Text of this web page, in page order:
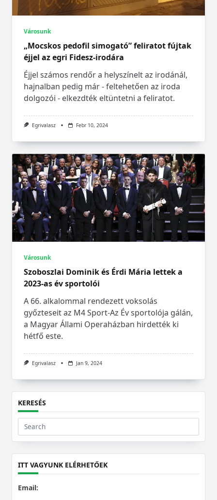
Városunk
„Mocskos pedofil simogató” feliratot fújtak
éjjel az egri Fidesz-irodára
Éjjel számos rendőr a helyszínelt az irodánál,
hajnalban pedig már - feltehetően az iroda
dolgozói - elkezdték eltüntetni a feliratot.
Egrivalasz Febr 10, 2024
Városunk
Szoboszlai Dominik és Érdi Mária lettek a
2023-as év sportolói
A 66. alkalommal rendezett voksolás
győzteseit az M4 Sport-Az Év sportolója gálán,
a Magyar Állami Operaházban hirdették ki
hétfő este.
Egrivalasz Jan 9, 2024
KERESÉS
Search
for:
ITT VAGYUNK ELÉRHETŐEK
Email: